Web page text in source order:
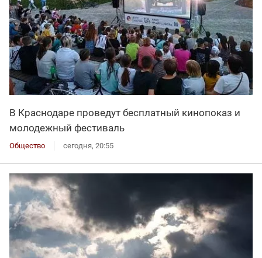
В Краснодаре проведут бесплатный кинопоказ и
молодежный фестиваль
Общество сегодня, 20:55